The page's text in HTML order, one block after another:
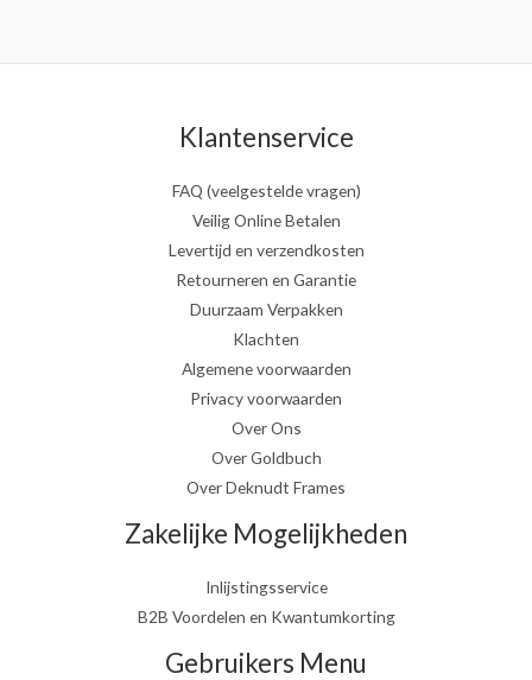
Klantenservice
FAQ (veelgestelde vragen)
Veilig Online Betalen
Levertijd en verzendkosten
Retourneren en Garantie
Duurzaam Verpakken
Klachten
Algemene voorwaarden
Privacy voorwaarden
Over Ons
Over Goldbuch
Over Deknudt Frames
Zakelijke Mogelijkheden
Inlijstingsservice
B2B Voordelen en Kwantumkorting
Gebruikers Menu